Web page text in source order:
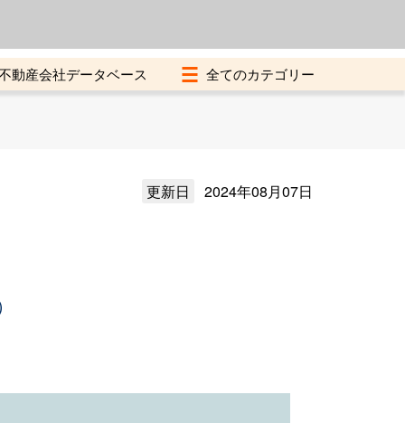
動産会社データベース
更新日 2024年08月07日